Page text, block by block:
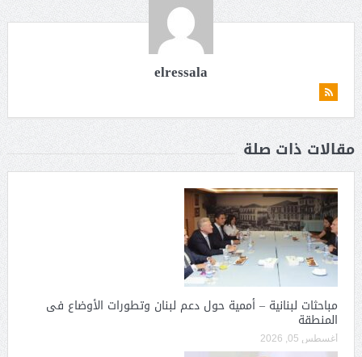
elressala
مقالات ذات صلة
مباحثات لبنانية – أممية حول دعم لبنان وتطورات الأوضاع فى
المنطقة
أغسطس 05, 2026